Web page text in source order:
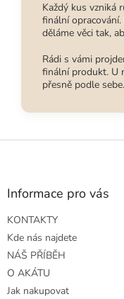
Každý kus vzniká
finální
děláme věci tak,
Rádi s vámi
finální produkt. U
přesně podle sebe.
Z
Informace pro vás
KONTAKTY
Kde nás najdete
NÁŠ PŘÍBĚH
O AKÁTU
Jak nakupovat